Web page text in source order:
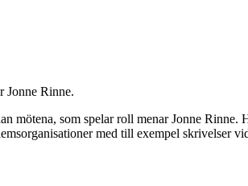
Jonne Rinne.
mötena, som spelar roll menar Jonne
med till exempel skrivelser